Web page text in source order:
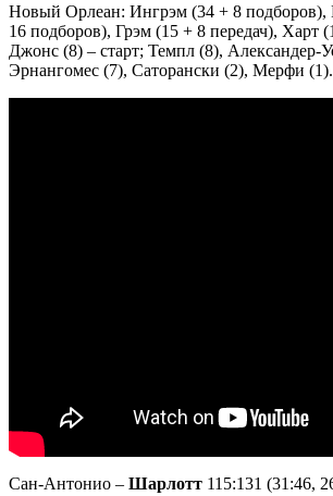
Новый Орлеан: Ингрэм (34 + 8 подборов),
16 подборов), Грэм (15 + 8 передач), Харт
Джонс (8) – старт; Темпл (8), Александер-
Эрнангомес (7), Саторански (2), Мерфи (1).
Сан-Антонио – Шарлотт 115:131 (31:46,